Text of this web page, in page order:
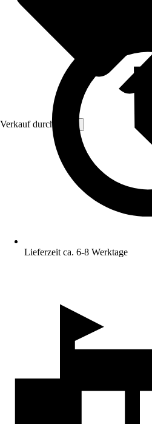
Verkauf durch: VCM
Lieferzeit ca. 6-8 Werktage